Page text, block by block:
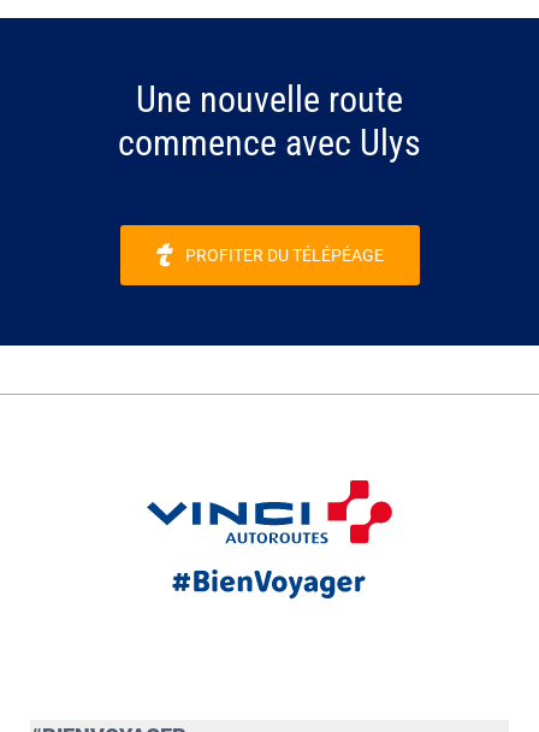
Une nouvelle route
commence avec Ulys
PROFITER DU TÉLÉPÉAGE